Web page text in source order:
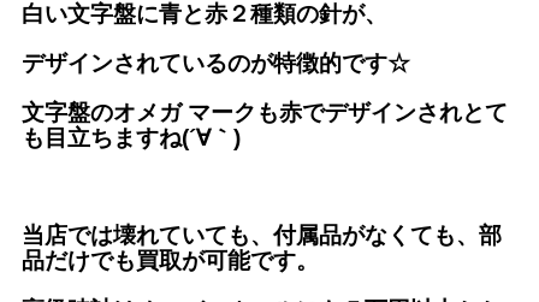
白い文字盤に青と赤２種類の針が、
デザインされているのが特徴的です☆
文字盤のオメガ マークも赤でデザインされとて
も目立ちますね(´∀｀)
当店では壊れていても、付属品がなくても、部
品だけでも買取が可能です。